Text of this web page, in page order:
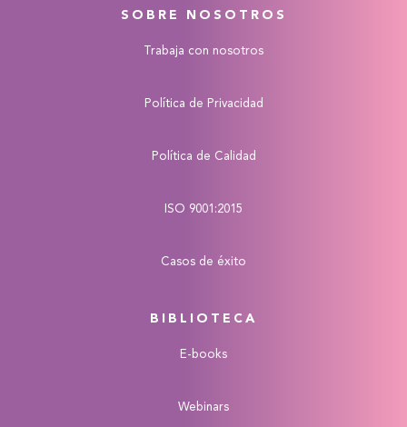
SOBRE NOSOTROS
Trabaja con nosotros
Política de Privacidad
Política de Calidad
ISO 9001:2015
Casos de éxito
BIBLIOTECA
E-books
Webinars